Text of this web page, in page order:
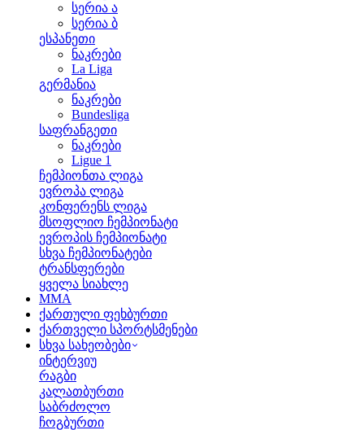
სერია ა
სერია ბ
ესპანეთი
ნაკრები
La Liga
გერმანია
ნაკრები
Bundesliga
საფრანგეთი
ნაკრები
Ligue 1
ჩემპიონთა ლიგა
ევროპა ლიგა
კონფერენს ლიგა
მსოფლიო ჩემპიონატი
ევროპის ჩემპიონატი
სხვა ჩემპიონატები
ტრანსფერები
ყველა სიახლე
MMA
ქართული ფეხბურთი
ქართველი სპორტსმენები
სხვა სახეობები
ინტერვიუ
რაგბი
კალათბურთი
საბრძოლო
ჩოგბურთი